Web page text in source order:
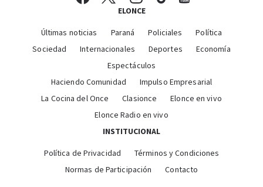
ELONCE
Últimas noticias Paraná Policiales
Política
Sociedad
Internacionales Deportes
Economía
Espectáculos
Haciendo Comunidad
Impulso Empresarial
La Cocina del Once
Clasionce
Elonce en vivo
Elonce Radio en vivo
INSTITUCIONAL
Política de Privacidad
Términos y Condiciones
Normas de Participación
Contacto